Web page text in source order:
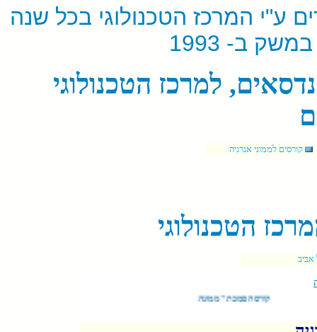
ע"י המרכז הטכנולוגי בכל שנה
ב- 1993
למרכז הטכנולוגי
הטכנולוגי
קורס הסמכת "ממונה אנרגיה", לפי תכנית משרד התשתיות הלאומיות/אגף ניהול משאבי תשתית/שימור אנרגיה, ייפתח בנובמבר 2009 במרכז הטכנולוגי בבית הספר להנדסאים של